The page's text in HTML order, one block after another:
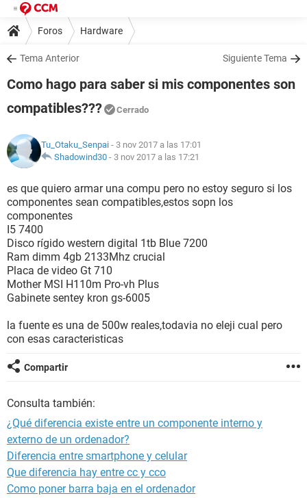
Foros Hardware
Tema Anterior Siguiente Tema
Como hago para saber si mis componentes son
compatibles???
Cerrado
Tu_Otaku_Senpai - 3 nov 2017 a las 17:01
Shadowind30 - 3 nov 2017 a las 17:21
es que quiero armar una compu pero no estoy seguro si los
componentes sean compatibles,estos sopn los
componentes
I5 7400
Disco rígido western digital 1tb Blue 7200
Ram dimm 4gb 2133Mhz crucial
Placa de video Gt 710
Mother MSI H110m Pro-vh Plus
Gabinete sentey kron gs-6005
la fuente es una de 500w reales,todavia no eleji cual pero
con esas caracteristicas
Compartir
Consulta también:
¿Qué diferencia existe entre un componente interno y
externo de un ordenador?
Diferencia entre smartphone y celular
Que diferencia hay entre cc y cco
Como poner barra baja en el ordenador